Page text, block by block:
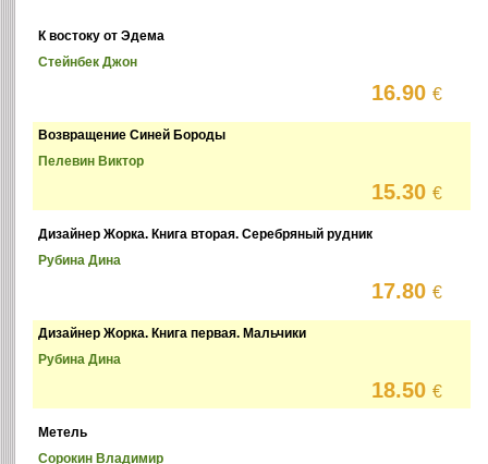
К востоку от Эдема
Стейнбек Джон
16.90€
Возвращение Синей Бороды
Пелевин Виктор
15.30€
Дизайнер Жорка. Книга вторая. Серебряный рудник
Рубина Дина
17.80€
Дизайнер Жорка. Книга первая. Мальчики
Рубина Дина
18.50€
Метель
Сорокин Владимир